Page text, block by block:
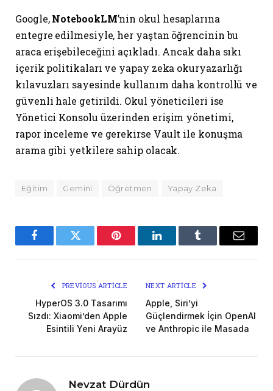
Google,NotebookLM’nin okul hesaplarına
entegre edilmesiyle, her yaştan öğrencinin bu
araca erişebileceğini açıkladı. Ancak daha sıkı
içerik politikaları ve yapay zeka okuryazarlığı
kılavuzları sayesinde kullanım daha kontrollü ve
güvenli hale getirildi. Okul yöneticileri ise
Yönetici Konsolu üzerinden erişim yönetimi,
rapor inceleme ve gerekirse Vault ile konuşma
arama gibi yetkilere sahip olacak.
Eğitim Gemini Öğretmen Yapay Zeka
FacebookTwitter Pinterest LinkedInTumblr Email
PREVIOUS ARTICLE
HyperOS 3.0 Tasarımı
Sızdı: Xiaomi’den Apple
Esintili Yeni Arayüz
NEXT ARTICLE
Apple, Siri’yi
Güçlendirmek İçin OpenAI
ve Anthropic ile Masada
Nevzat Dürdün